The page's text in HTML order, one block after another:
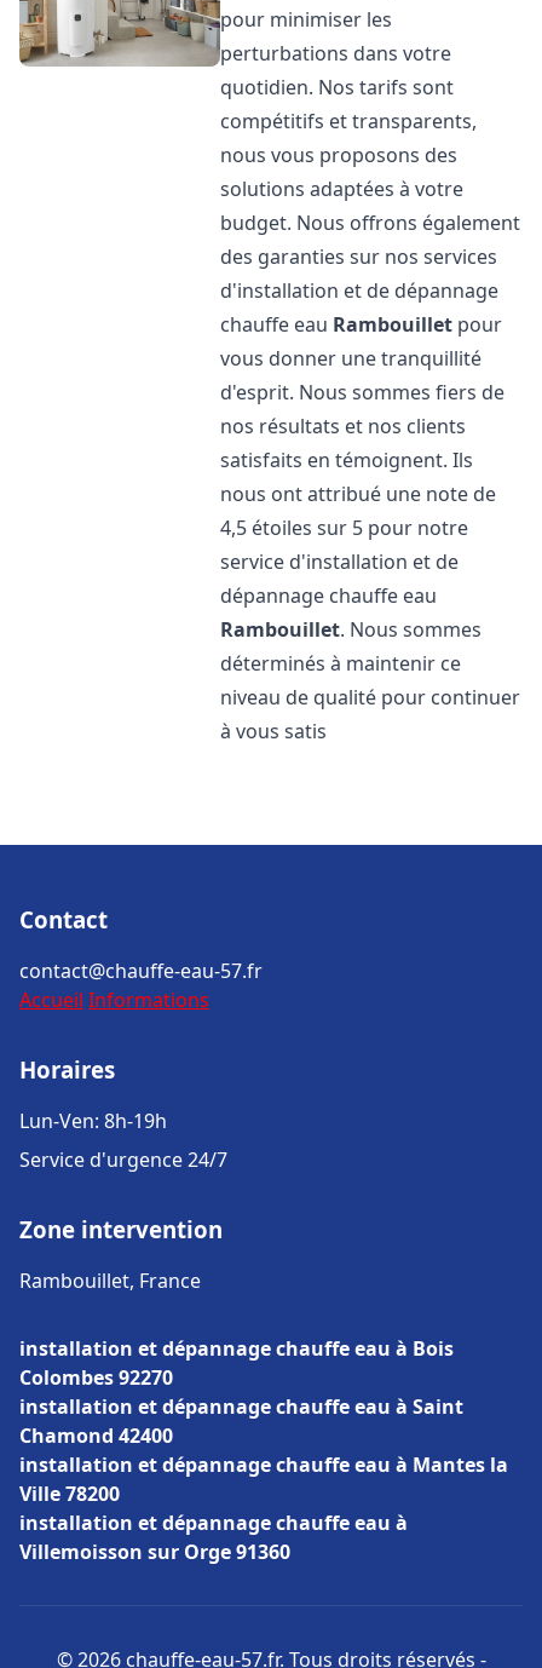
pour minimiser les
perturbations dans votre
quotidien. Nos tarifs sont
compétitifs et transparents,
nous vous proposons des
solutions adaptées à votre
budget. Nous offrons également
des garanties sur nos services
d'installation et de dépannage
chauffe eau Rambouillet pour
vous donner une tranquillité
d'esprit. Nous sommes fiers de
nos résultats et nos clients
satisfaits en témoignent. Ils
nous ont attribué une note de
4,5 étoiles sur 5 pour notre
service d'installation et de
dépannage chauffe eau
Rambouillet. Nous sommes
déterminés à maintenir ce
niveau de qualité pour continuer
à vous satis
Contact
contact@chauffe-eau-57.fr
Accueil Informations
Horaires
Lun-Ven: 8h-19h
Service d'urgence 24/7
Zone intervention
Rambouillet, France
installation et dépannage chauffe eau à Bois
Colombes 92270
installation et dépannage chauffe eau à Saint
Chamond 42400
installation et dépannage chauffe eau à Mantes la
Ville 78200
installation et dépannage chauffe eau à
Villemoisson sur Orge 91360
© 2026 chauffe-eau-57.fr. Tous droits réservés -